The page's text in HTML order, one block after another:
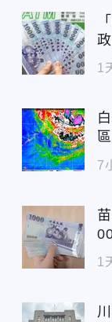
1
7
1